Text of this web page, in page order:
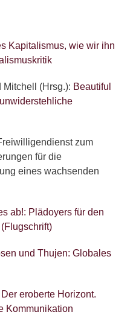
Kapitalismus, wie wir ihn
(Hrsg.): Beautiful
zum
für die
eines wachsenden
ab!: Plädoyers für den
und Thujen: Globales
Der eroberte Horizont.
Kommunikation